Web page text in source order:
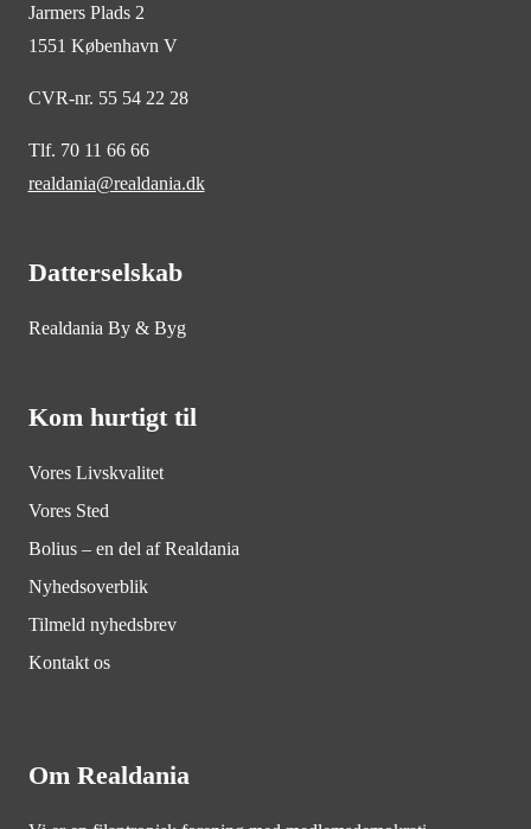
Jarmers Plads 2
1551 København V
CVR-nr. 55 54 22 28
Tlf. 70 11 66 66
realdania@realdania.dk
Datterselskab
Realdania By & Byg
Kom hurtigt til
Vores Livskvalitet
Vores Sted
Bolius – en del af Realdania
Nyhedsoverblik
Tilmeld nyhedsbrev
Kontakt os
Om Realdania